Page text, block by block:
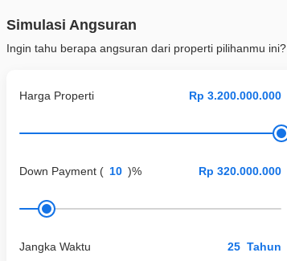
Simulasi Angsuran
Ingin tahu berapa angsuran dari properti pilihanmu ini?
Harga Properti
Down Payment ( )%
Jangka Waktu Tahun